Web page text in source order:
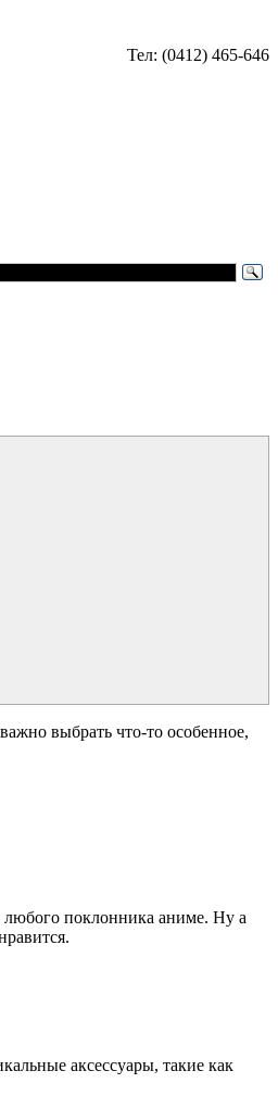
Тел: (0412) 465-646
выбрать что-то особенное,
поклонника аниме. Ну а
аксессуары, такие как